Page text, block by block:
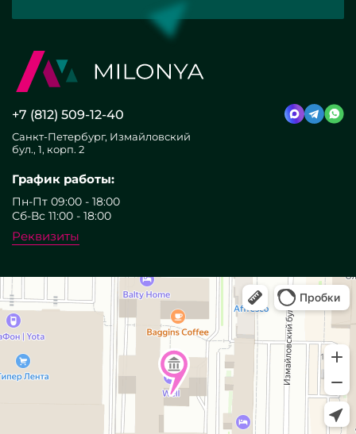
+7 (812) 509-12-40
Санкт-Петербург, Измайловский
бул., 1, корп. 2
График работы:
Пн-Пт 09:00 - 18:00
Сб-Вс 11:00 - 18:00
Реквизиты